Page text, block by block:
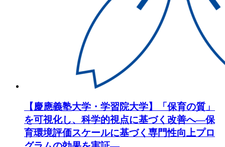
【慶應義塾大学・学習院大学】「保育の質」
を可視化し、科学的視点に基づく改善へ―保
育環境評価スケールに基づく専門性向上プロ